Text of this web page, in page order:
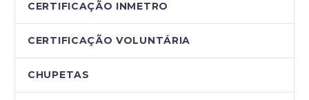
CERTIFICAÇÃO INMETRO
CERTIFICAÇÃO VOLUNTÁRIA
CHUPETAS